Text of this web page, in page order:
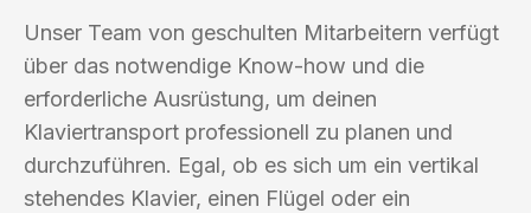
Unser Team von geschulten Mitarbeitern verfügt
über das notwendige Know-how und die
erforderliche Ausrüstung, um deinen
Klaviertransport professionell zu planen und
durchzuführen. Egal, ob es sich um ein vertikal
stehendes Klavier, einen Flügel oder ein